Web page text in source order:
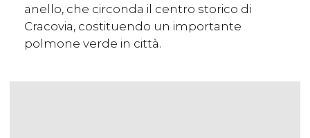
anello, che circonda il centro storico di
Cracovia, costituendo un importante
polmone verde in città.